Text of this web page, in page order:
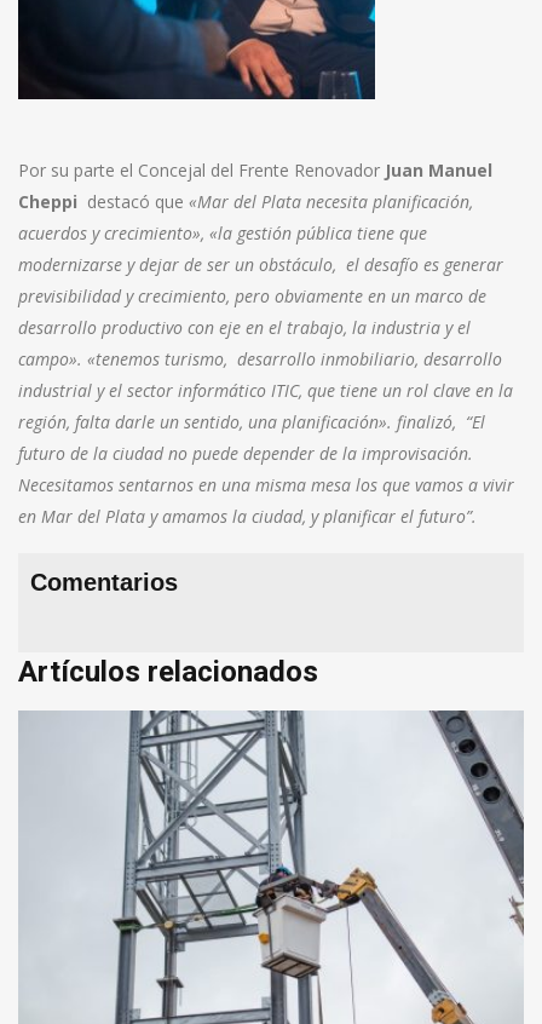
Por su parte el Concejal del Frente Renovador Juan Manuel
Cheppi destacó que «Mar del Plata necesita planificación,
acuerdos y crecimiento», «la gestión pública tiene que
modernizarse y dejar de ser un obstáculo, el desafío es generar
previsibilidad y crecimiento, pero obviamente en un marco de
desarrollo productivo con eje en el trabajo, la industria y el
campo». «tenemos turismo, desarrollo inmobiliario, desarrollo
industrial y el sector informático ITIC, que tiene un rol clave en la
región, falta darle un sentido, una planificación». finalizó, “El
futuro de la ciudad no puede depender de la improvisación.
Necesitamos sentarnos en una misma mesa los que vamos a vivir
en Mar del Plata y amamos la ciudad, y planificar el futuro”.
Comentarios
Artículos relacionados